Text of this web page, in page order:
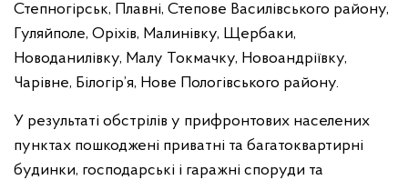
Степногірськ, Плавні, Степове Василівського району,
Гуляйполе, Оріхів, Малинівку, Щербаки,
Новоданилівку, Малу Токмачку, Новоандріївку,
Чарівне, Білогір’я, Нове Пологівського району.
У результаті обстрілів у прифронтових населених
пунктах пошкоджені приватні та багатоквартирні
будинки, господарські і гаражні споруди та